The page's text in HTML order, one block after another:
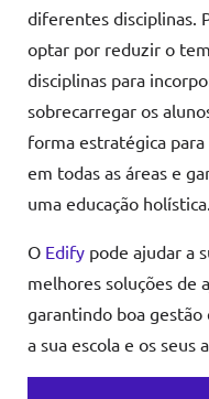
diferentes disciplinas.
optar por reduzir o
disciplinas para
sobrecarregar os
forma estratégica
em todas as áreas e
uma educação holística.
O Edify pode ajudar a
melhores soluções de
garantindo boa gestão
a sua escola e os seus